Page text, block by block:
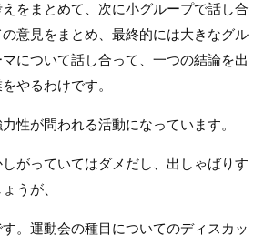
をまとめて、次に小グループで話し合
意見をまとめ、最終的には大きなグル
について話し合って、一つの結論を出
やるわけです。
性が問われる活動になっています。
がっていてはダメだし、出しゃばりす
うが、
す。運動会の種目についてのディスカッ